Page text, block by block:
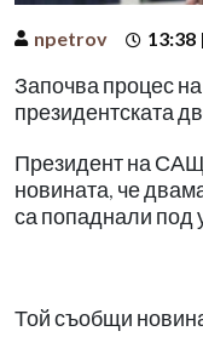
npetrov 13:38
Започва процес
президентската
Президент на
новината, че
са попаднали под
Той съобщи